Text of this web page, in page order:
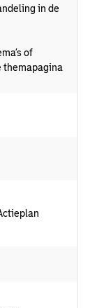
in de
of
themapagina